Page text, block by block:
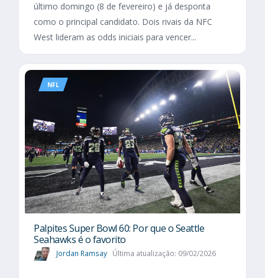
último domingo (8 de fevereiro) e já desponta
como o principal candidato. Dois rivais da NFC
West lideram as odds iniciais para vencer...
NFL
Palpites Super Bowl 60: Por que o Seattle
Seahawks é o favorito
Jordan Ramsay Última atualização: 09/02/2026